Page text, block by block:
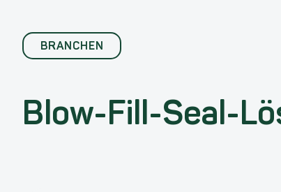
BRANCHEN
Blow-Fill-Seal-